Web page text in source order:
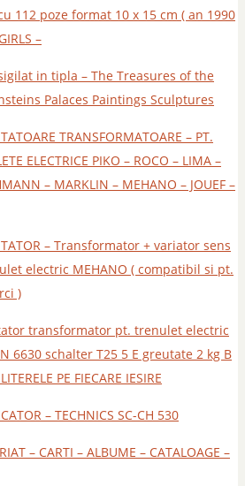
112 poze format 10 x 15 cm ( an 1990
–
in tipla – The Treasures of the
Palaces Paintings Sculptures
TRANSFORMATOARE – PT.
ELECTRICE PIKO – ROCO – LIMA –
– MARKLIN – MEHANO – JOUEF –
– Transformator + variator sens
electric MEHANO ( compatibil si pt.
)
transformator pt. trenulet electric
6630 schalter T25 5 E greutate 2 kg B
PE FIECARE IESIRE
– TECHNICS SC-CH 530
– CARTI – ALBUME – CATALOAGE –